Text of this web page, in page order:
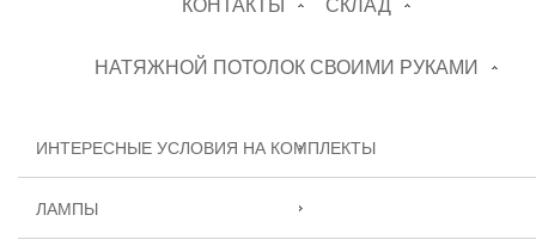
НАТЯЖНОЙ ПОТОЛОК СВОИМИ РУКАМИ
ИНТЕРЕСНЫЕ УСЛОВИЯ НА КОМПЛЕКТЫ
ЛАМПЫ